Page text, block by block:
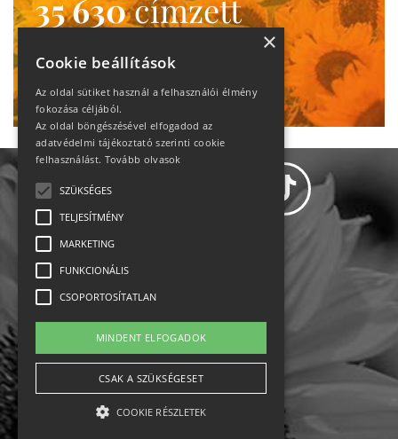
35 630címzett
heti motiváció
Ne maradj le!
Állásajánlatok
Impresszum-kapcsolat
Jogi nyilatkozat
×
Cookie beállítások
Az oldal sütiket használ a felhasználói élmény
fokozása céljából.
Az oldal böngészésével elfogadod az
adatvédelmi tájékoztató szerinti cookie
felhasználást. Tovább olvasok
SZÜKSÉGES
TELJESÍTMÉNY
MARKETING
FUNKCIONÁLIS
CSOPORTOSÍTATLAN
MINDENT ELFOGADOK
CSAK A SZÜKSÉGESET
COOKIE RÉSZLETEK